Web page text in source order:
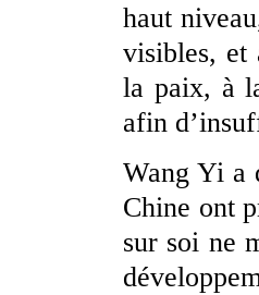
haut
visibles, et
la paix, à
afin
Wang Yi a
Chine ont
sur soi ne